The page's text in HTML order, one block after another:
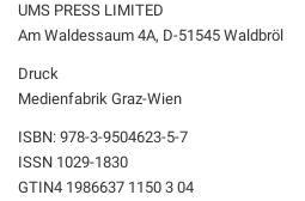
UMS PRESS LIMITED
Am Waldessaum 4A, D-51545 Waldbröl
Druck
Medienfabrik Graz-Wien
ISBN: 978-3-9504623-5-7
ISSN 1029-1830
GTIN4 1986637 1150 3 04